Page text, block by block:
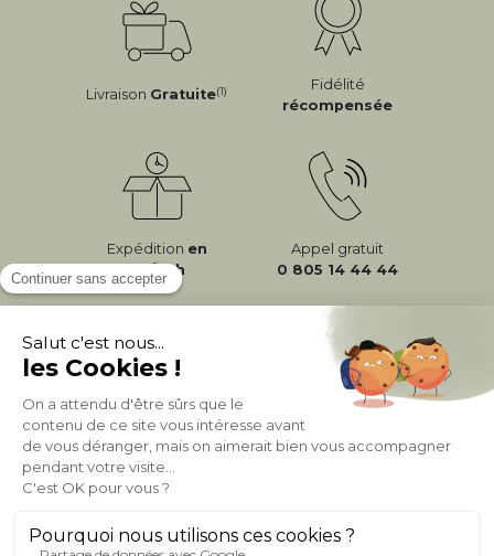
Livraison Gratuite(1)
Fidélité
récompensée
Expédition en
24/72h
Appel gratuit
0 805 14 44 44
À PROPOS DE MILIBOO
AIDE & CONTACT